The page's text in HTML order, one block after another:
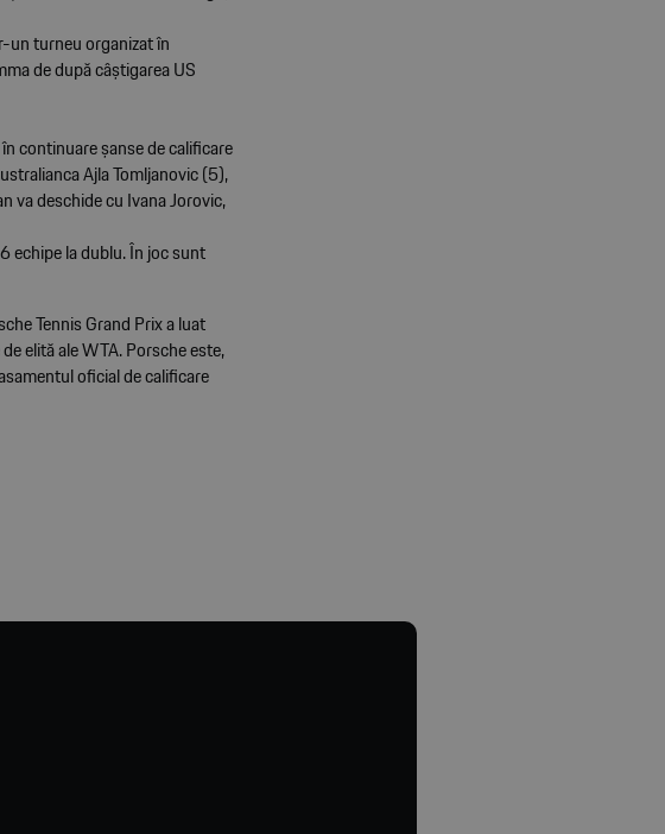
un turneu organizat în
de după câștigarea US
continuare șanse de calificare
Ajla Tomljanovic (5),
va deschide cu Ivana Jorovic,
echipe la dublu. În joc sunt
Tennis Grand Prix a luat
elită ale WTA. Porsche este,
oficial de calificare